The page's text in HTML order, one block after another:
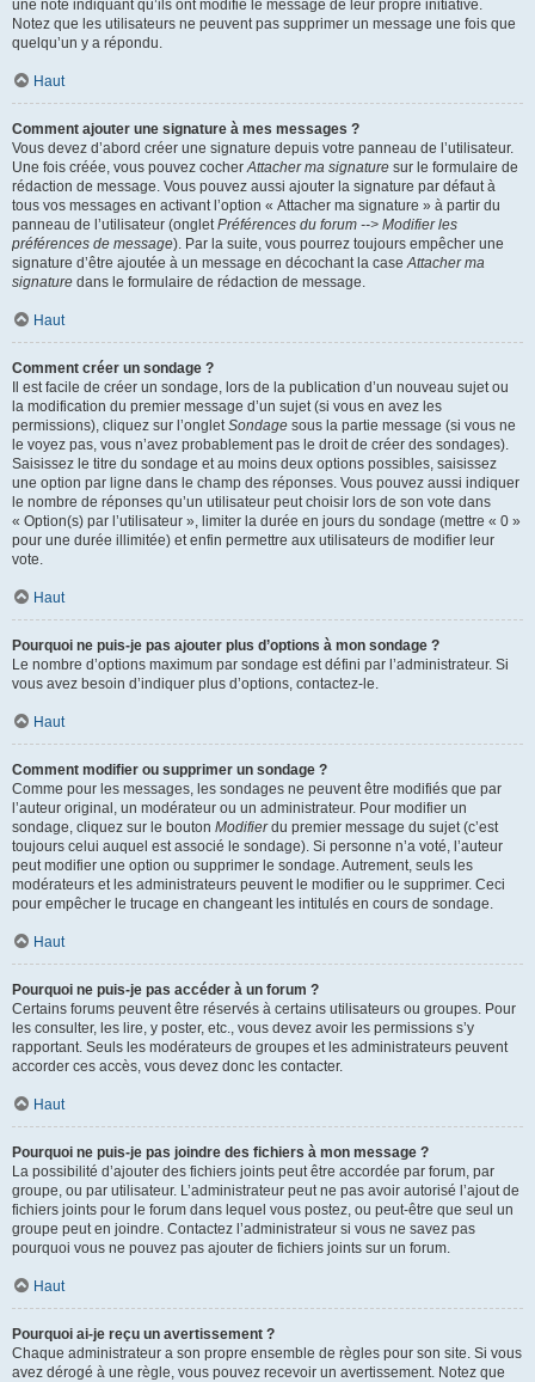
une note indiquant qu’ils ont modifié le message de leur propre initiative.
Notez que les utilisateurs ne peuvent pas supprimer un message une fois que
quelqu’un y a répondu.
Haut
Comment ajouter une signature à mes messages ?
Vous devez d’abord créer une signature depuis votre panneau de l’utilisateur.
Une fois créée, vous pouvez cocherAttacher ma signature sur le formulaire de
rédaction de message. Vous pouvez aussi ajouter la signature par défaut à
tous vos messages en activant l’option « Attacher ma signature » à partir du
panneau de l’utilisateur (ongletPréférences du forum --> Modifier les
préférences de message). Par la suite, vous pourrez toujours empêcher une
signature d’être ajoutée à un message en décochant la caseAttacher ma
signature dans le formulaire de rédaction de message.
Haut
Comment créer un sondage ?
Il est facile de créer un sondage, lors de la publication d’un nouveau sujet ou
la modification du premier message d’un sujet (si vous en avez les
permissions), cliquez sur l’ongletSondage sous la partie message (si vous ne
le voyez pas, vous n’avez probablement pas le droit de créer des sondages).
Saisissez le titre du sondage et au moins deux options possibles, saisissez
une option par ligne dans le champ des réponses. Vous pouvez aussi indiquer
le nombre de réponses qu’un utilisateur peut choisir lors de son vote dans
« Option(s) par l’utilisateur », limiter la durée en jours du sondage (mettre « 0 »
pour une durée illimitée) et enfin permettre aux utilisateurs de modifier leur
vote.
Haut
Pourquoi ne puis-je pas ajouter plus d’options à mon sondage ?
Le nombre d’options maximum par sondage est défini par l’administrateur. Si
vous avez besoin d’indiquer plus d’options, contactez-le.
Haut
Comment modifier ou supprimer un sondage ?
Comme pour les messages, les sondages ne peuvent être modifiés que par
l’auteur original, un modérateur ou un administrateur. Pour modifier un
sondage, cliquez sur le bouton Modifierdu premier message du sujet (c’est
toujours celui auquel est associé le sondage). Si personne n’a voté, l’auteur
peut modifier une option ou supprimer le sondage. Autrement, seuls les
modérateurs et les administrateurs peuvent le modifier ou le supprimer. Ceci
pour empêcher le trucage en changeant les intitulés en cours de sondage.
Haut
Pourquoi ne puis-je pas accéder à un forum ?
Certains forums peuvent être réservés à certains utilisateurs ou groupes. Pour
les consulter, les lire, y poster, etc., vous devez avoir les permissions s’y
rapportant. Seuls les modérateurs de groupes et les administrateurs peuvent
accorder ces accès, vous devez donc les contacter.
Haut
Pourquoi ne puis-je pas joindre des fichiers à mon message ?
La possibilité d’ajouter des fichiers joints peut être accordée par forum, par
groupe, ou par utilisateur. L’administrateur peut ne pas avoir autorisé l’ajout de
fichiers joints pour le forum dans lequel vous postez, ou peut-être que seul un
groupe peut en joindre. Contactez l’administrateur si vous ne savez pas
pourquoi vous ne pouvez pas ajouter de fichiers joints sur un forum.
Haut
Pourquoi ai-je reçu un avertissement ?
Chaque administrateur a son propre ensemble de règles pour son site. Si vous
avez dérogé à une règle, vous pouvez recevoir un avertissement. Notez que